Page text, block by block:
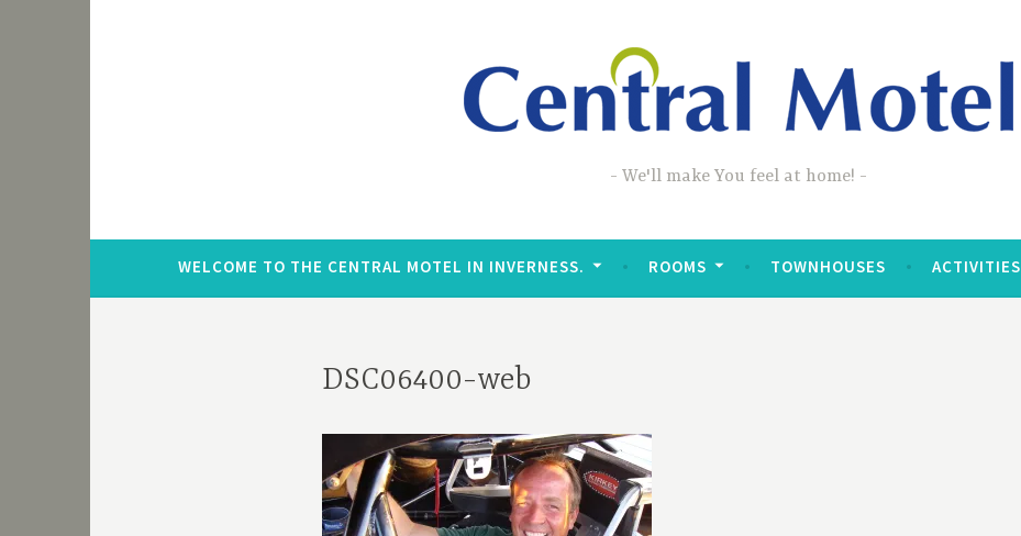
We'll make You feel at home!
WELCOME TO THE CENTRAL MOTEL IN INVERNESS. ROOMS TOWNHOUSES ACTIVITIES
DSC06400-web